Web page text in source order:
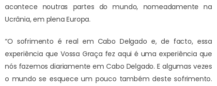
acontece noutras partes do mundo, nomeadamente na
Ucrânia, em plena Europa.
“O sofrimento é real em Cabo Delgado e, de facto, essa
experiência que Vossa Graça fez aqui é uma experiência que
nós fazemos diariamente em Cabo Delgado. E algumas vezes
o mundo se esquece um pouco também deste sofrimento.